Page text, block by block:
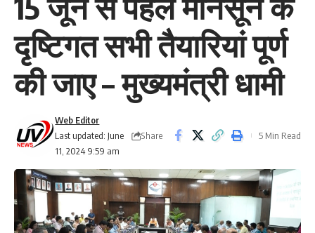
दृष्टिगत सभी तैयारियां पूर्ण
की जाए – मुख्यमंत्री धामी
Last updated: June
11, 2024 9:59 am
Web Editor
Share
5 Min Read